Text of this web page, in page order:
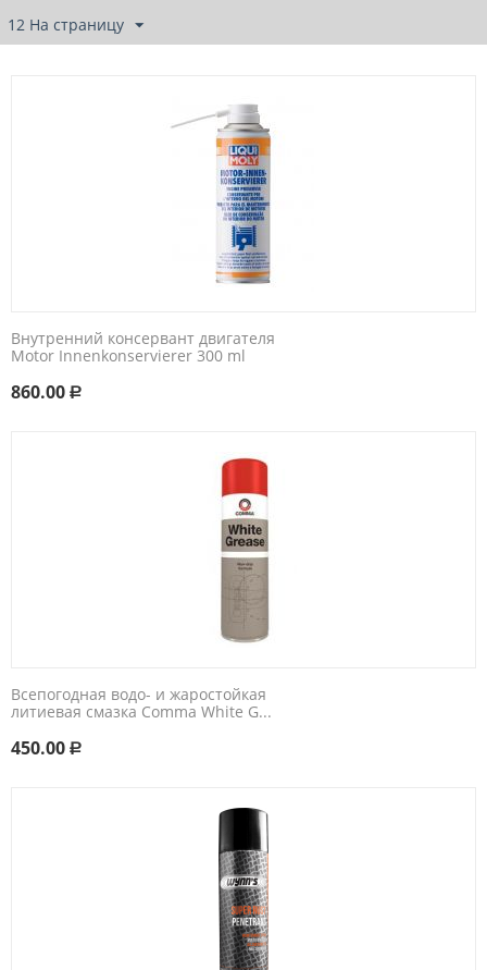
12 На страницу
Внутренний консервант двигателя
Motor Innenkonservierer 300 ml
860.00 Р
Всепогодная водо- и жаростойкая
литиевая смазка Comma White G...
450.00 Р